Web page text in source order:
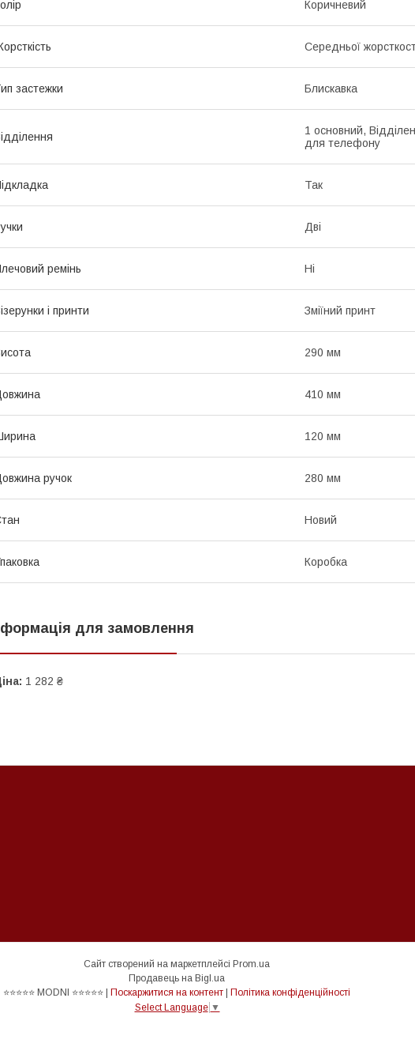
Коричневий
Середньої
застежки Блискавка
1 основний,
для телефону
Так
Дві
ремінь Ні
і принти Зміїний принт
290 мм
410 мм
120 мм
ручок 280 мм
Новий
Коробка
для замовлення
1 282 ₴
Сайт створений на маркетплейсі Prom.ua
Продавець на Bigl.ua
⭐⭐⭐⭐⭐ MODNI ⭐⭐⭐⭐⭐ | Поскаржитися на контент | Політика конфіденційності
Select Language ▼